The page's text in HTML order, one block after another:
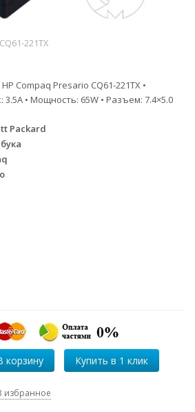
221TX
Compaq Presario CQ61-221TX •
3.5A • Мощность: 65W • Разъем: 7.4×5.0
Packard
корзину
избранное